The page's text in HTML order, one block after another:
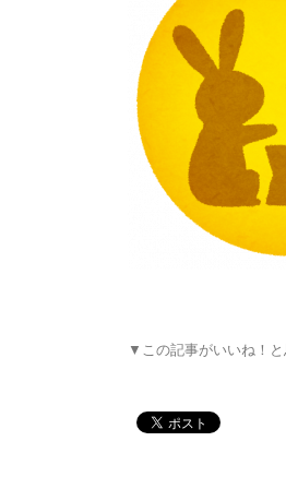
▼この記事がいいね！